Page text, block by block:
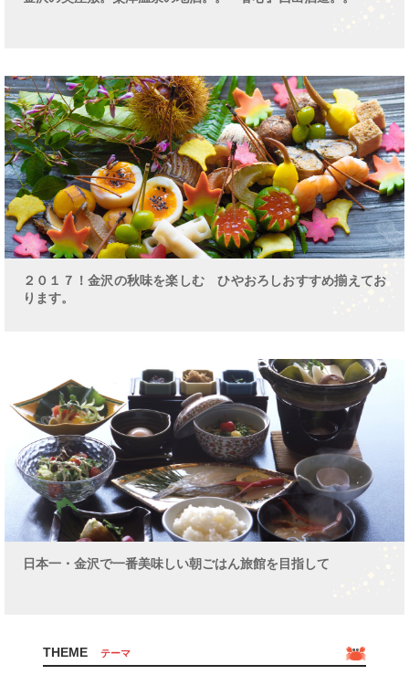
２０１７！金沢の秋味を楽しむ ひやおろしおすすめ揃えてお
ります。
日本一・金沢で一番美味しい朝ごはん旅館を目指して
THEMEテーマ